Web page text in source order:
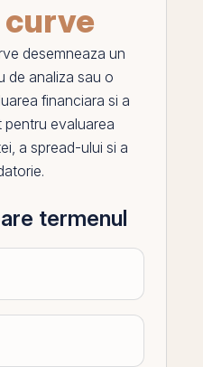
desemneaza un
de analiza sau o
financiara si a
pentru evaluarea
a spread-ului si a
termenul